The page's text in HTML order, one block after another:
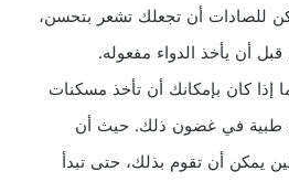
للصادات أن تجعلك تشعر بتحسن،
قبل أن يأخذ الدواء مفعوله.
إذا كان بإمكانك أن تأخذ مسكنات
طبية في غضون ذلك. حيث أن
يمكن أن تقوم بذلك، حتى تبدأ